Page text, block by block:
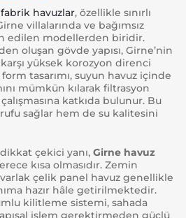
havuzlar, özellikle sınırlı
villalarında ve bağımsız
edilen modellerden biridir.
oluşan gövde yapısı, Girne’nin
yüksek korozyon direnci
tasarımı, suyun havuz içinde
mümkün kılarak filtrasyon
katkıda bulunur. Bu
sağlar hem de su kalitesini
çekici yanı, Girne havuz
kısa olmasıdır. Zemin
çelik panel havuz genellikle
hazır hâle getirilmektedir.
kilitleme sistemi, sahada
işlem gerektirmeden güçlü